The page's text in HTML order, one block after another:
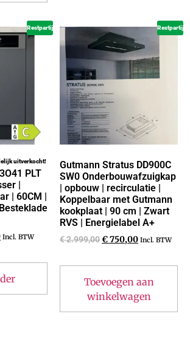
Restpartij
uitverkocht!
PLT
|
| 60CM |
Incl. BTW
Restpartij
Gutmann Stratus DD900C
SW0 Onderbouwafzuigkap
| opbouw | recirculatie |
Koppelbaar met Gutmann
kookplaat | 90 cm | Zwart
RVS | Energielabel A+
€2.999,00€750,00 Incl. BTW
Toevoegen aan
winkelwagen